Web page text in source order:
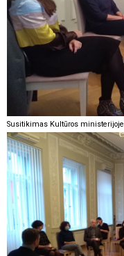
Susitikimas Kultūros ministerijoje